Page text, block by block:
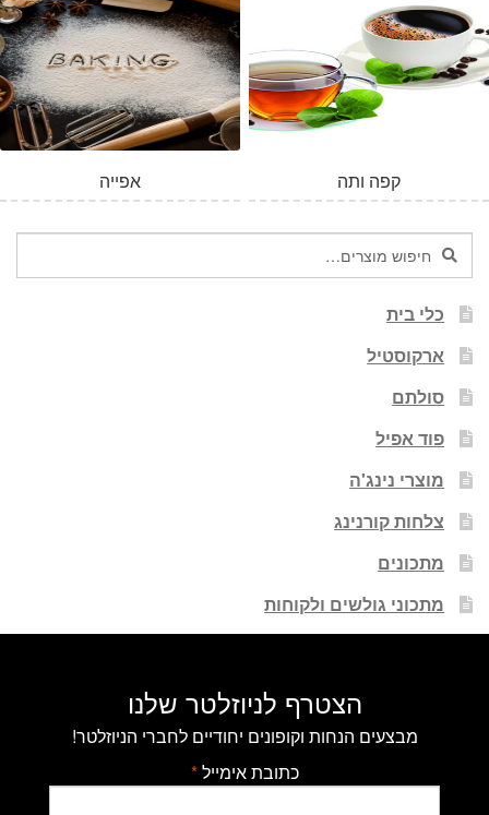
אפייה קפה ותה
חיפוש
עבור:
חיפוש
כלי בית
ארקוסטיל
סולתם
פוד אפיל
מוצרי נינג'ה
צלחות קורנינג
מתכונים
מתכוני גולשים ולקוחות
הצטרף לניוזלטר שלנו
מבצעים הנחות וקופונים יחודיים לחברי הניוזלטר!
כתובת אימייל*